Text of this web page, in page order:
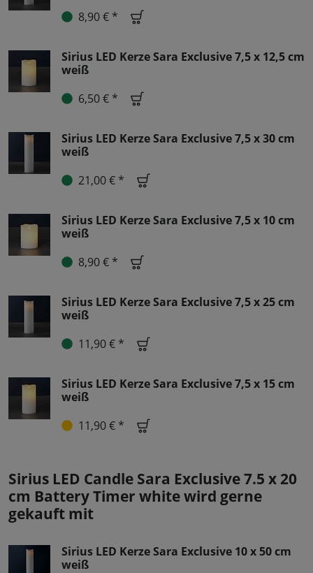
8,90 € *
Sirius LED Kerze Sara Exclusive 7,5 x 12,5 cm
weiß
6,50 € *
Sirius LED Kerze Sara Exclusive 7,5 x 30 cm
weiß
21,00 € *
Sirius LED Kerze Sara Exclusive 7,5 x 10 cm
weiß
8,90 € *
Sirius LED Kerze Sara Exclusive 7,5 x 25 cm
weiß
11,90 € *
Sirius LED Kerze Sara Exclusive 7,5 x 15 cm
weiß
11,90 € *
Sirius LED Candle Sara Exclusive 7.5 x 20
cm Battery Timer white wird gerne
gekauft mit
Sirius LED Kerze Sara Exclusive 10 x 50 cm
weiß